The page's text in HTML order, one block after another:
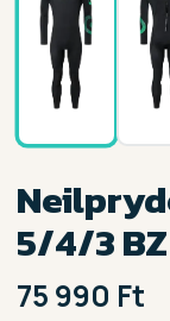
5/4/3
75 990 Ft